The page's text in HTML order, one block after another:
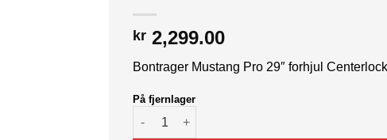
kr 2,299.00
Bontrager Mustang Pro 29″ forhjul
På fjernlager
Bontrager Mustang Pro TLR Boost forhjul